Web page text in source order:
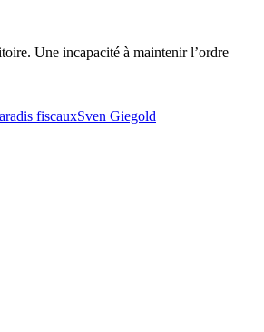
Une incapacité à maintenir l’ordre
fiscauxSven Giegold